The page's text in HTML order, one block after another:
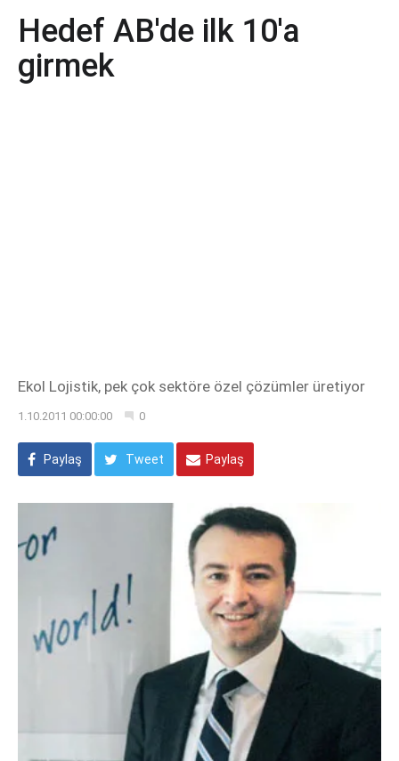
Hedef AB'de ilk 10'a
girmek
Ekol Lojistik, pek çok sektöre özel çözümler üretiyor
1.10.2011 00:00:00 0
Paylaş Tweet Paylaş